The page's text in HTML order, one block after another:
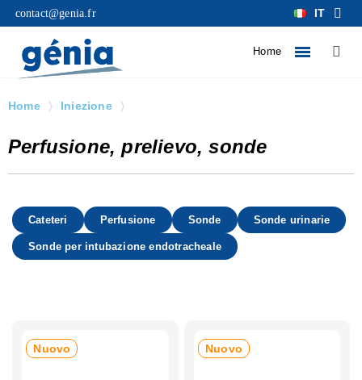
contact@genia.fr IT
Home
Home Iniezione
Perfusione, prelievo, sonde
Cateteri Perfusione Sonde Sonde urinarie
Sonde per intubazione endotracheale
Nuovo Nuovo